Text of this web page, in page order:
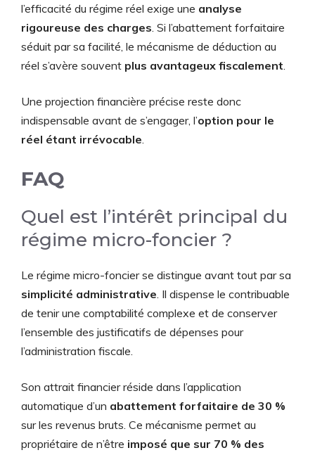
l’efficacité du régime réel exige une analyse
rigoureuse des charges. Si l’abattement forfaitaire
séduit par sa facilité, le mécanisme de déduction au
réel s’avère souvent plus avantageux fiscalement.
Une projection financière précise reste donc
indispensable avant de s’engager, l’option pour le
réel étant irrévocable.
FAQ
Quel est l’intérêt principal du
régime micro-foncier ?
Le régime micro-foncier se distingue avant tout par sa
simplicité administrative. Il dispense le contribuable
de tenir une comptabilité complexe et de conserver
l’ensemble des justificatifs de dépenses pour
l’administration fiscale.
Son attrait financier réside dans l’application
automatique d’un abattement forfaitaire de 30 %
sur les revenus bruts. Ce mécanisme permet au
propriétaire de n’être imposé que sur 70 % des